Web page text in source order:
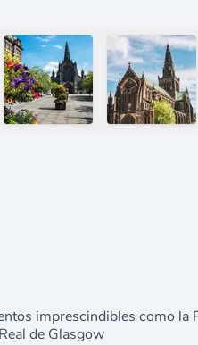
imprescindibles como la
de Glasgow